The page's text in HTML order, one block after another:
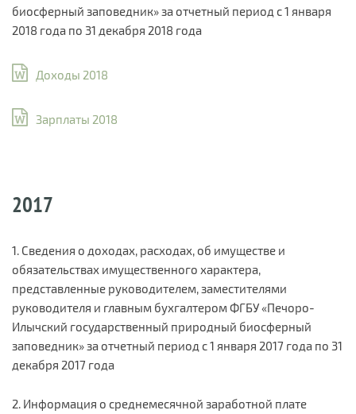
биосферный заповедник» за отчетный период с 1 января
2018 года по 31 декабря 2018 года
Доходы 2018
Зарплаты 2018
2017
1. Сведения о доходах, расходах, об имуществе и
обязательствах имущественного характера,
представленные руководителем, заместителями
руководителя и главным бухгалтером ФГБУ «Печоро-
Илычский государственный природный биосферный
заповедник» за отчетный период с 1 января 2017 года по 31
декабря 2017 года
2. Информация о среднемесячной заработной плате